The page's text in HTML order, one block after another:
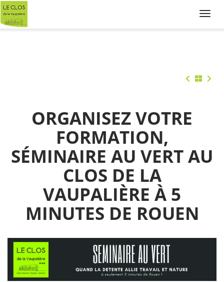
ORGANISEZ VOTRE
FORMATION,
SÉMINAIRE AU VERT AU
CLOS DE LA
VAUPALIÈRE À 5
MINUTES DE ROUEN